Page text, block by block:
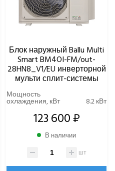
Блок наружный Ballu Multi
Smart BM4OI-FM/out-
28HN8_V1/EU инверторной
мульти сплит-системы
Мощность
охлаждения, кВт 8.2 кВт
123 600 ₽
В наличии
шт